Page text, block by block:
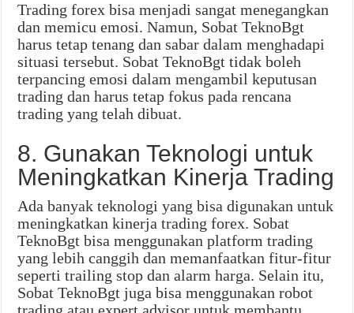
Trading forex bisa menjadi sangat menegangkan
dan memicu emosi. Namun, Sobat TeknoBgt
harus tetap tenang dan sabar dalam menghadapi
situasi tersebut. Sobat TeknoBgt tidak boleh
terpancing emosi dalam mengambil keputusan
trading dan harus tetap fokus pada rencana
trading yang telah dibuat.
8. Gunakan Teknologi untuk
Meningkatkan Kinerja Trading
Ada banyak teknologi yang bisa digunakan untuk
meningkatkan kinerja trading forex. Sobat
TeknoBgt bisa menggunakan platform trading
yang lebih canggih dan memanfaatkan fitur-fitur
seperti trailing stop dan alarm harga. Selain itu,
Sobat TeknoBgt juga bisa menggunakan robot